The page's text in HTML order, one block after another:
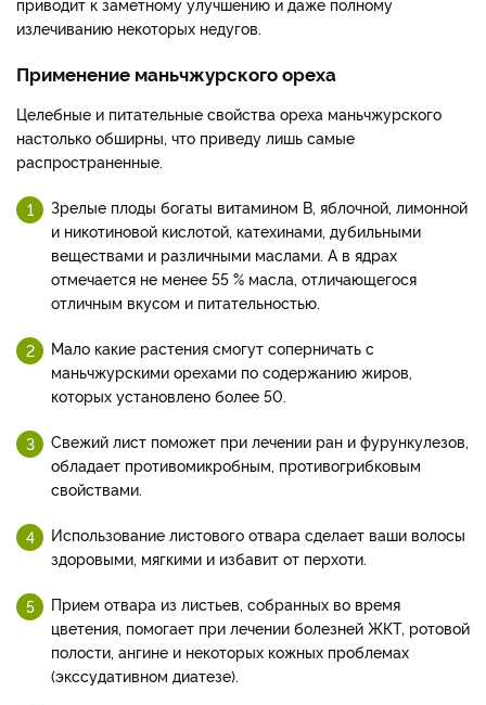
излечиванию некоторых недугов.
Применение маньчжурского ореха
Целебные и питательные свойства ореха маньчжурского
настолько обширны, что приведу лишь самые
распространенные.
Зрелые плоды богаты витамином В, яблочной, лимонной
и никотиновой кислотой, катехинами, дубильными
веществами и различными маслами. А в ядрах
отмечается не менее 55 % масла, отличающегося
отличным вкусом и питательностью.
Мало какие растения смогут соперничать с
маньчжурскими орехами по содержанию жиров,
которых установлено более 50.
Свежий лист поможет при лечении ран и фурункулезов,
обладает противомикробным, противогрибковым
свойствами.
Использование листового отвара сделает ваши волосы
здоровыми, мягкими и избавит от перхоти.
Прием отвара из листьев, собранных во время
цветения, помогает при лечении болезней ЖКТ, ротовой
полости, ангине и некоторых кожных проблемах
(экссудативном диатезе).